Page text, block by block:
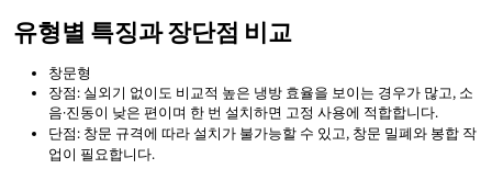
유형별 특징과 장단점 비교
창문형
장점: 실외기 없이도 비교적 높은 냉방 효율을 보이는 경우가 많고, 소
음·진동이 낮은 편이며 한 번 설치하면 고정 사용에 적합합니다.
단점: 창문 규격에 따라 설치가 불가능할 수 있고, 창문 밀폐와 봉합 작
업이 필요합니다.